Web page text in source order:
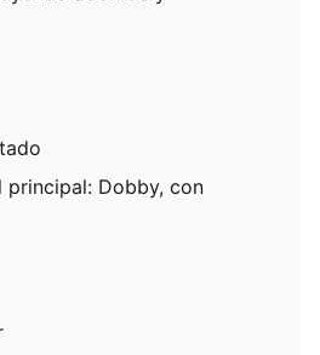
principal: Dobby, con